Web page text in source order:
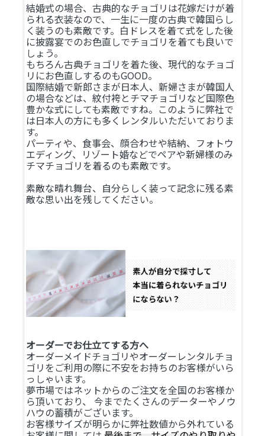
結婚式の場合、古典的なチョゴリは花嫁だけが着
られる衣装なので、一生に一度の古典で韓国らし
く装うのも素敵です。白ドレスを着て式をした後
に披露宴でのお色直しでチョゴリを着ても良いで
しょう。
もちろん古典チョゴリを着た後、現代的なチョゴ
リにお色直しするのもGOOD。
国際結婚で新郎さまが日本人、新婦さまが韓国人
の場合などは、紋付袴とチマチョゴリなど国際色
豊かな式にしても素敵ですね。このように弊社で
は日本人の方にも多くレンタルいただいておりま
す。
パーティや、食事会、顔合わせや結納、フォトウ
エディング、リゾート婚などでペアや新婦様のみ
チマチョゴリを着るのも素敵です。
素敵な晴れ舞台、自分らしく装って記念に残る素
敵な思い出を残してください。
オーダーでお仕立てする方へ
オーダーメイドチョゴリやオーダーレンタルチョ
ゴリをご利用の際に不安をお持ちのお客様がいら
っしゃいます。
夢市場ではネットからのご注文を全国のお客様か
ら頂いており、 今までたくさんのデーターやノウ
ハウの蓄積がございます。
お客様サイズが明らかに弊社数値から外れている